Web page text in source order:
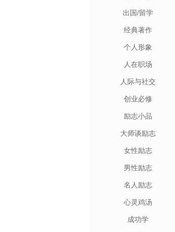
出国/留学
经典著作
个人形象
人在职场
人际与社交
创业必修
励志小品
大师谈励志
女性励志
男性励志
名人励志
心灵鸡汤
成功学